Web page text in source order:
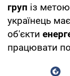
груп із
українець
об'єкти
працювати